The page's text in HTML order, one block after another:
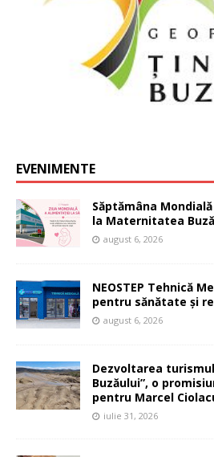
EVENIMENTE
Săptămâna
la Maternitatea
august 6, 2026
NEOSTEP Tehnică
pentru sănătate și
august 6, 2026
Dezvoltarea
Buzăului”, o
pentru Marcel
iulie 31, 2026